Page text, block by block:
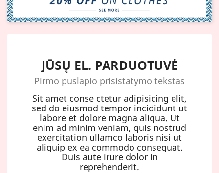
JŪSŲ EL. PARDUOTUVĖ
Pirmo puslapio prisistatymo tekstas
Sit amet conse ctetur adipisicing elit,
sed do eiusmod tempor incididunt ut
labore et dolore magna aliqua. Ut
enim ad minim veniam, quis nostrud
exercitation ullamco laboris nisi ut
aliquip ex ea commodo consequat.
Duis aute irure dolor in
reprehenderit.